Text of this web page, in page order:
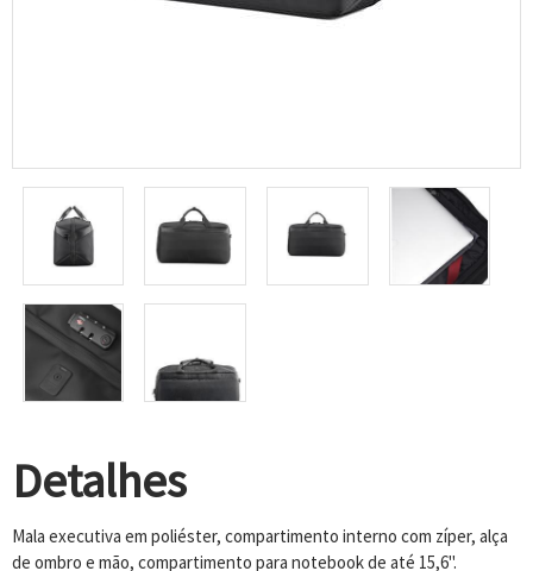
Detalhes
Mala executiva em poliéster, compartimento interno com zíper, alça
de ombro e mão, compartimento para notebook de até 15,6".